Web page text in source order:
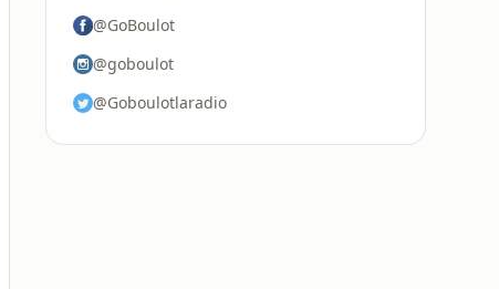
@GoBoulot
@goboulot
@Goboulotlaradio